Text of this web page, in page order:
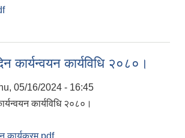
कार्यन्वयन कार्यविधि २०८०।
05/16/2024 - 16:45
कार्यविधि २०८०।